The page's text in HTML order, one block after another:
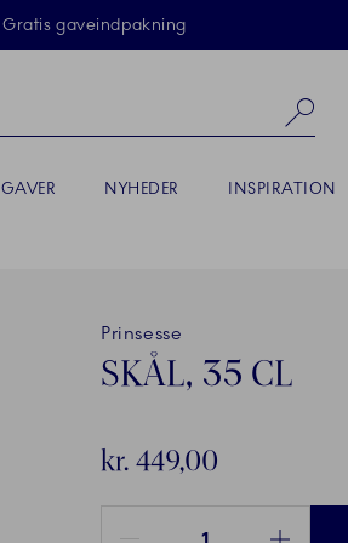
Skip Navigation
Gratis gaveindpakning
GAVER NYHEDER INSPIRATION
Prinsesse
SKÅL, 35 CL
kr. 449,00